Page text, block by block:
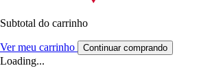
Subtotal do carrinho
Ver meu carrinho Continuar comprando
Loading...